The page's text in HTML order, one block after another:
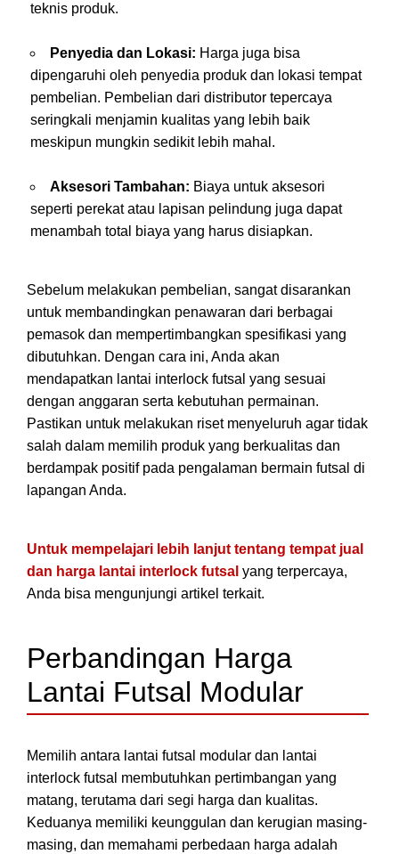
teknis produk.
Penyedia dan Lokasi: Harga juga bisa
dipengaruhi oleh penyedia produk dan lokasi tempat
pembelian. Pembelian dari distributor tepercaya
seringkali menjamin kualitas yang lebih baik
meskipun mungkin sedikit lebih mahal.
Aksesori Tambahan: Biaya untuk aksesori
seperti perekat atau lapisan pelindung juga dapat
menambah total biaya yang harus disiapkan.
Sebelum melakukan pembelian, sangat disarankan
untuk membandingkan penawaran dari berbagai
pemasok dan mempertimbangkan spesifikasi yang
dibutuhkan. Dengan cara ini, Anda akan
mendapatkan lantai interlock futsal yang sesuai
dengan anggaran serta kebutuhan permainan.
Pastikan untuk melakukan riset menyeluruh agar tidak
salah dalam memilih produk yang berkualitas dan
berdampak positif pada pengalaman bermain futsal di
lapangan Anda.
Untuk mempelajari lebih lanjut tentang tempat jual
dan harga lantai interlock futsal yang terpercaya,
Anda bisa mengunjungi artikel terkait.
Perbandingan Harga
Lantai Futsal Modular
Memilih antara lantai futsal modular dan lantai
interlock futsal membutuhkan pertimbangan yang
matang, terutama dari segi harga dan kualitas.
Keduanya memiliki keunggulan dan kerugian masing-
masing, dan memahami perbedaan harga adalah